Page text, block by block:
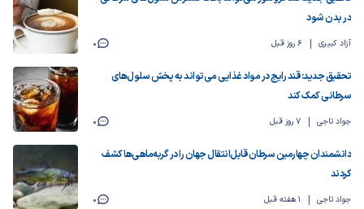
در بدن شود
آزاد کبیری 6 روز قبل 0
تحقیق جدید: قند رایج در مواد غذایی می‌تواند به پخش سلول‌های
سرطانی کمک کند
جواد تاجی 7 روز قبل 0
دانشمندان چهارمین سرطان قابل‌انتقال جهان را در گربه‌ماهی‌ها کشف
کردند
جواد تاجی 1 هفته قبل 0